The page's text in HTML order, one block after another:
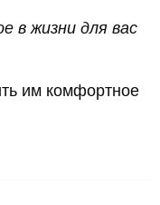
в жизни для вас
им комфортное